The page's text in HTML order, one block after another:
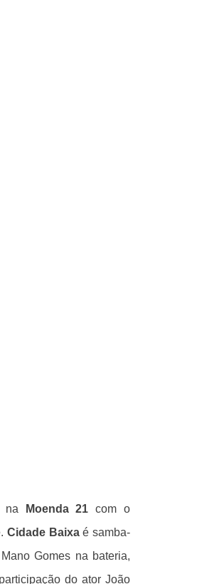
na Moenda 21 com o
Cidade Baixaé samba-
Gomes na bateria,
do ator João